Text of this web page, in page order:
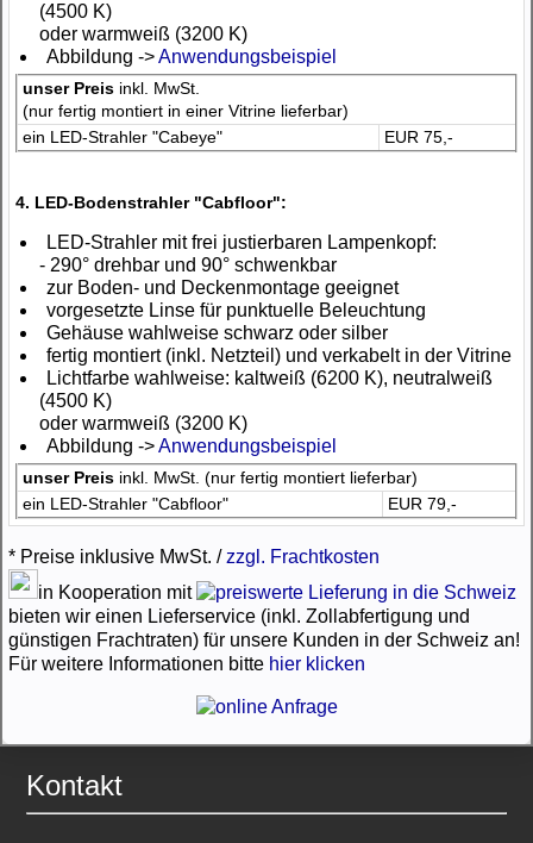
(4500 K)
oder warmweiß (3200 K)
Abbildung ->Anwendungsbeispiel
unser Preis inkl. MwSt.
(nur fertig montiert in einer Vitrine lieferbar)
ein LED-Strahler "Cabeye"
EUR 75,-
4. LED-Bodenstrahler "Cabfloor":
LED-Strahler mit frei justierbaren Lampenkopf:
- 290° drehbar und 90° schwenkbar
zur Boden- und Deckenmontage geeignet
vorgesetzte Linse für punktuelle Beleuchtung
Gehäuse wahlweise schwarz oder silber
fertig montiert (inkl. Netzteil) und verkabelt in der Vitrine
Lichtfarbe wahlweise: kaltweiß (6200 K), neutralweiß
(4500 K)
oder warmweiß (3200 K)
Abbildung ->Anwendungsbeispiel
unser Preis inkl. MwSt. (nur fertig montiert lieferbar)
ein LED-Strahler "Cabfloor"
EUR 79,-
* Preise inklusive MwSt. /zzgl. Frachtkosten
in Kooperation mit
bieten wir einen Lieferservice (inkl. Zollabfertigung und
günstigen Frachtraten) für unsere Kunden in der Schweiz an!
Für weitere Informationen bitte hier klicken
Kontakt